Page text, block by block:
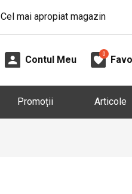
Cel mai apropiat magazin
Contul Meu
0
Promoții Articole